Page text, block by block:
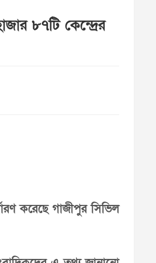
৮৭টি কেন্দ্রের
করেছে গাজীপুর সিভিল